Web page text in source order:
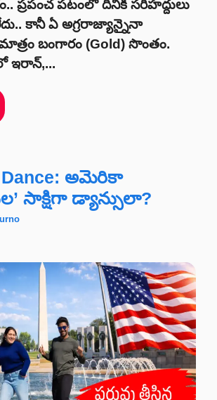
ప్రపంచ పటంలో దీనికి సరిహద్దులు
కానీ ఏ అగ్రరాజ్యాన్నైనా
మాత్రం బంగారం (Gold) సొంతం.
ఇరాన్,...
Dance: అమెరికా
సాక్షిగా డ్యాన్సులా?